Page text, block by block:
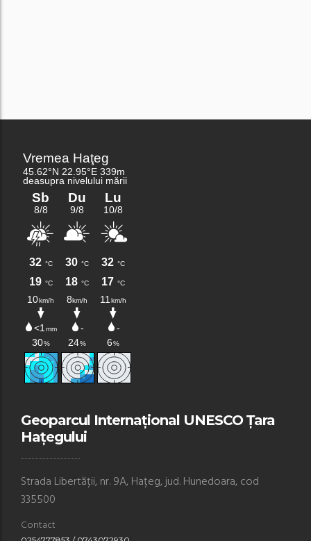
Geoparcul Internațional UNESCO Țara
Hațegului
Strada Libertății, nr. 9A, Hațeg, jud. Hunedoara, cod
335500
Contact